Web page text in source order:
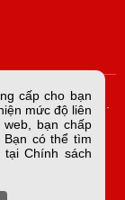
TP. Đà Nẵng.
cấp cho bạn
mức độ liên
bạn chấp
Bạn có thể tìm
Chính sách